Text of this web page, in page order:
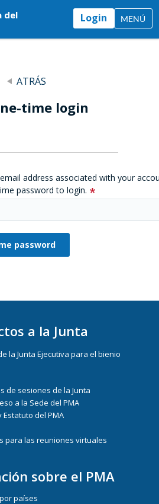
del Login MENÚ
ATRÁS
time login
address associated with your
password to login.
a la Junta
la Junta Ejecutiva para el bienio
de sesiones de la Junta
a la Sede del PMA
del PMA
para las reuniones virtuales
sobre el PMA
países